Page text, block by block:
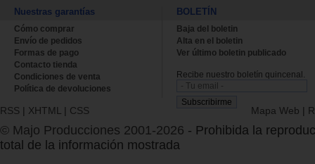
Nuestras garantías
Cómo comprar
Envío de pedidos
Formas de pago
Contacto tienda
Condiciones de venta
Política de devoluciones
BOLETÍN
Baja del boletin
Alta en el boletin
Ver último boletin publicado
Recibe nuestro boletín quincenal.
RSS | XHTML | CSS Mapa Web |
© Majo Producciones 2001-2026 - Prohibida la
total de la información mostrada